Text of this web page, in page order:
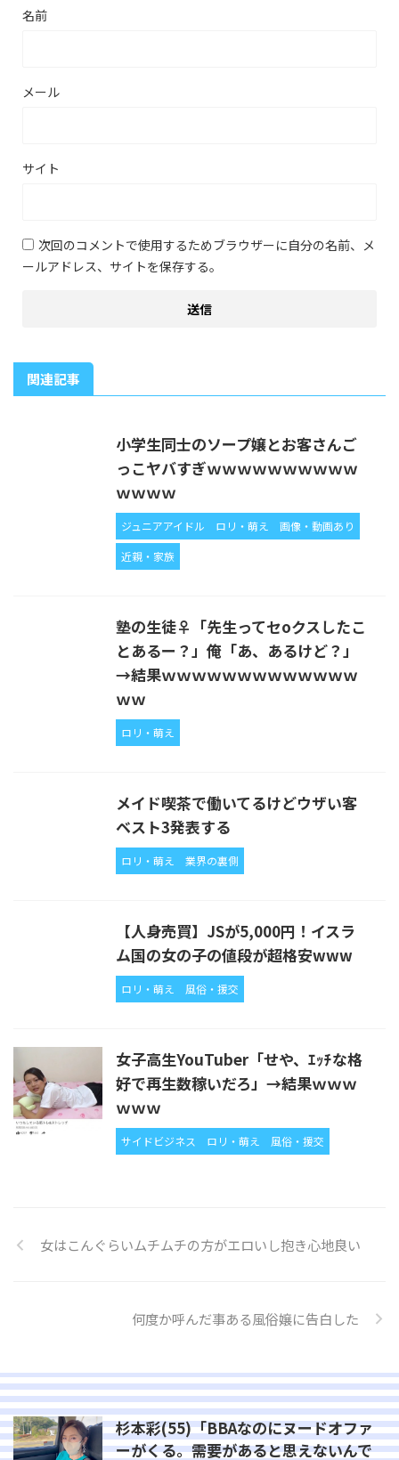
名前
メール
サイト
次回のコメントで使用するためブラウザーに自分の名前、メ
ールアドレス、サイトを保存する。
関連記事
小学生同士のソープ嬢とお客さんご
っこヤバすぎｗｗｗｗｗｗｗｗｗｗ
ｗｗｗｗ
ジュニアアイドル ロリ・萌え
画像・動画あり
近親・家族
塾の生徒♀「先生ってセoクスしたこ
とあるー？」俺「あ、あるけど？」
→結果ｗｗｗｗｗｗｗｗｗｗｗｗｗ
ｗｗ
ロリ・萌え
メイド喫茶で働いてるけどウザい客
ベスト3発表する
ロリ・萌え 業界の裏側
【人身売買】JSが5,000円！イスラ
ム国の女の子の値段が超格安www
ロリ・萌え 風俗・援交
女子高生YouTuber「せや、ｴｯﾁな格
好で再生数稼いだろ」→結果ｗｗｗ
ｗｗｗ
サイドビジネス ロリ・萌え 風俗・援交
女はこんぐらいムチムチの方がエロいし抱き心地良い
何度か呼んだ事ある風俗嬢に告白した
杉本彩(55)「BBAなのにヌードオファ
ーがくる。需要があると思えないんで